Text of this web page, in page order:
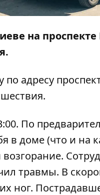
на
по адресу
По
в доме (что и на
травмы. В
ног.